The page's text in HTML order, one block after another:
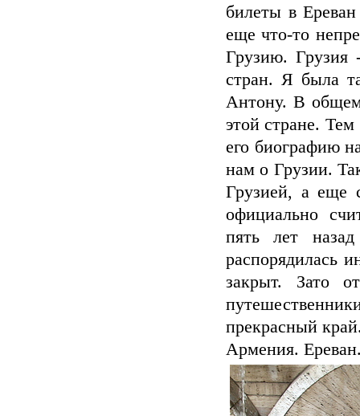
билеты в
еще что-то
Грузию. Грузия
стран. Я была
Антону. В
этой стране.
его биографию
нам о Грузии.
Грузией, а еще
официально
пять лет
распорядилась
закрыт. Зато
прекрасный
Армения.